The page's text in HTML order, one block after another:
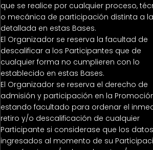
que se realice por cualquier proceso,
o mecánica de participación distinta a
detallada en estas Bases.
El Organizador se reserva la facultad de
descalificar a los Participantes que de
cualquier forma no cumplieren con lo
establecido en estas Bases.
El Organizador se reserva el derecho de
admisión y participación en la
estando facultado para ordenar el
retiro y/o descalificación de cualquier
Participante si considerase que los
ingresados al momento de su